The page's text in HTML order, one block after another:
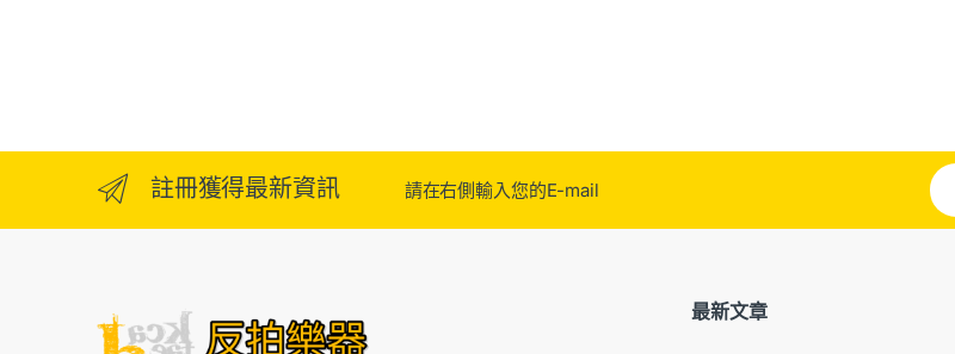
註冊獲得最新資訊 請在右側輸入您的E-mail
最新文章